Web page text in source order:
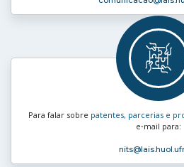
Para falar sobre patentes, parcerias e
e‑mail para:
nits